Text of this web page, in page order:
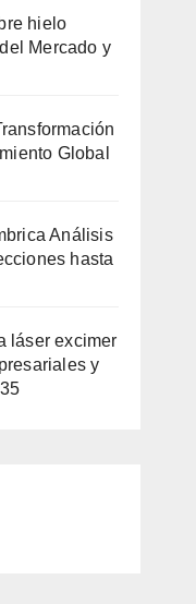
hielo
Mercado y
Global
Análisis
hasta
láser excimer
y